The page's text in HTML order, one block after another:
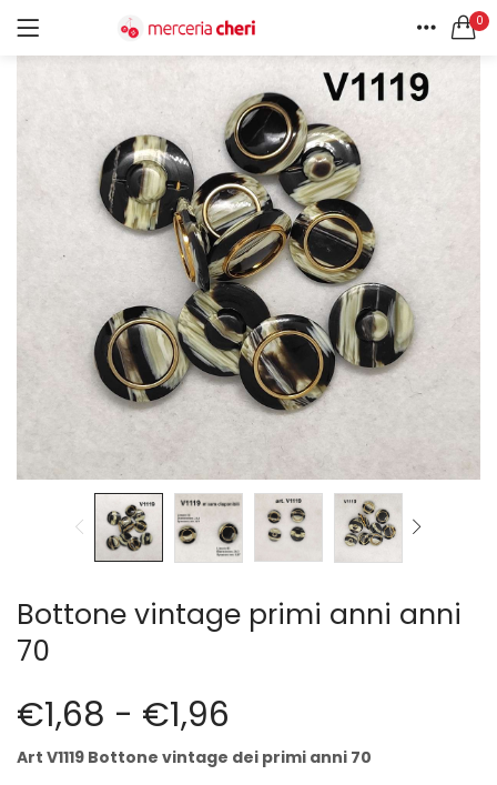
0
ACCOUNT
ACCEDI REGISTRATI
Password dimenticata?
Tutte le categorie
Accessori Design (56)
Accessori merceria (94)
Cesti portalavoro (8)
Bottoni Vintage (204)
Lotti di Bottoni vintage (27)
Bottoni/alamari/automatici (46)
Calze collant donna (24)
Cappelli (16)
Cerniere lampo / Zip/Fibbie (27)
Elastici (10)
Fodere (5)
Guanti (1)
Minuterie (58)
Pizzi (11)
Bottone vintage primi anni anni
70
€1,68 - €1,96
Art V1119 Bottone vintage dei primi anni 70